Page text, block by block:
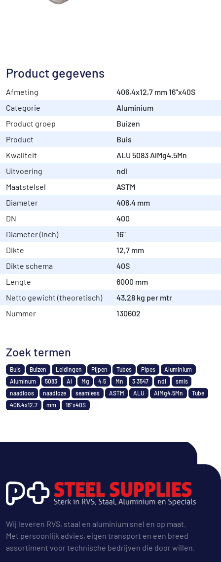
Product gegevens
Afmeting
406,4x12,7 mm 16"x40S
Categorie
Aluminium
Product groep
Buizen
Product
Buis
Kwaliteit
ALU 5083 AlMg4.5Mn
Uitvoering
ndl
Maatstelsel
ASTM
Diameter
406,4 mm
DN
400
Diameter (Inch)
16"
Dikte
12,7 mm
Dikte schema
40S
Lengte
6000 mm
Netto gewicht (theoretisch)
43,28 kg per mtr
Nummer
130602
Zoek termen
Buis Buizen Leidingen Pijpen Tubes Pipes
Aluminium
Aluminum
5083 Al Mg 4.5 Mn 3.3547 ndl
smls
naadloos
naadloze seamless ASTM ALU AlMg4.5Mn
Tube
406.4x12.7
mm 16"x40S
Wij leveren RVS, staal en aluminium snel en op maat.
Met persoonlijk advies, eigen transport en een breed
assortiment voor technische bedrijven die door willen.